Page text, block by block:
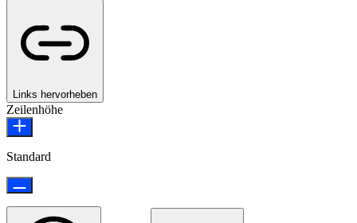
Links hervorheben
Zeilenhöhe
Standard